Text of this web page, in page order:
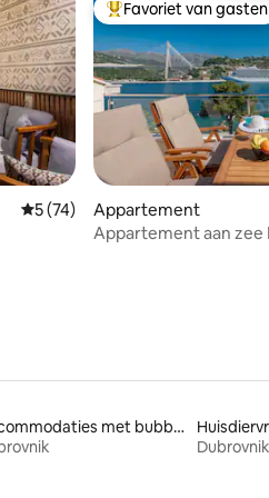
Gemiddelde beoordeling van 5
5 (74)
Topfavoriet van
Favoriet van gasten
Appartement
Appartement aan zee
Accommodaties met bubbelbad
Dubrovnik